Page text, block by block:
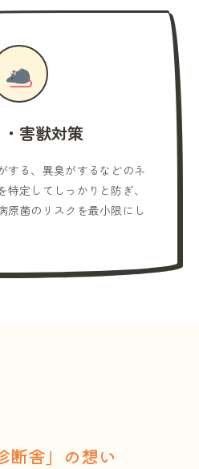
害獣対策
する、異臭がするなどのネ
定してしっかりと防ぎ、
原菌のリスクを最小限にし
断舎」の想い